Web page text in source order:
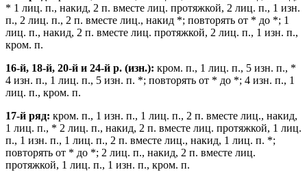
* 1 лиц. п., накид, 2 п. вместе лиц. протяжкой, 2 лиц. п., 1 изн.
п., 2 лиц. п., 2 п. вместе лиц., накид *; повторять от * до *; 1
лиц. п., накид, 2 п. вместе лиц. протяжкой, 2 лиц. п., 1 изн. п.,
кром. п.
16-й, 18-й, 20-й и 24-й р. (изн.): кром. п., 1 лиц. п., 5 изн. п., *
4 изн. п., 1 лиц. п., 5 изн. п. *; повторять от * до *; 4 изн. п., 1
лиц. п., кром. п.
17-й ряд: кром. п., 1 изн. п., 1 лиц. п., 2 п. вместе лиц., накид,
1 лиц. п., * 2 лиц. п., накид, 2 п. вместе лиц. протяжкой, 1 лиц.
п., 1 изн. п., 1 лиц. п., 2 п. вместе лиц., накид, 1 лиц. п. *;
повторять от * до *; 2 лиц. п., накид, 2 п. вместе лиц.
протяжкой, 1 лиц. п., 1 изн. п., кром. п.